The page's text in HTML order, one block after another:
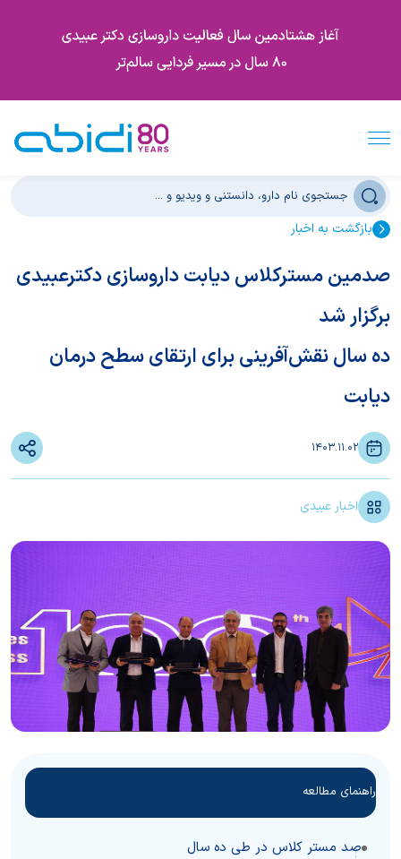
بازگشت به اخبار
صدمین مسترکلاس دیابت داروسازی دکترعبیدی
برگزار شد
ده سال نقش‌آفرینی برای ارتقای سطح درمان
دیابت
1403.11.02
اخبار عبیدی
راهنمای مطالعه
صد مستر کلاس در طی ده سال